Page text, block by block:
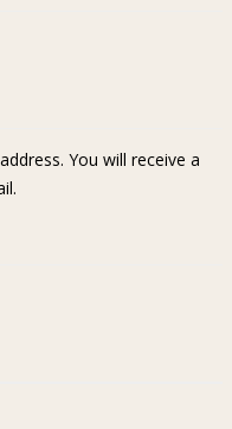
You will receive a